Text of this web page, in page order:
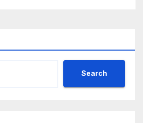
Search